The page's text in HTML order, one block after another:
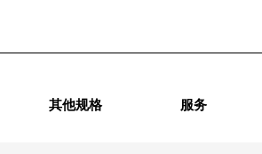
其他规格 服务